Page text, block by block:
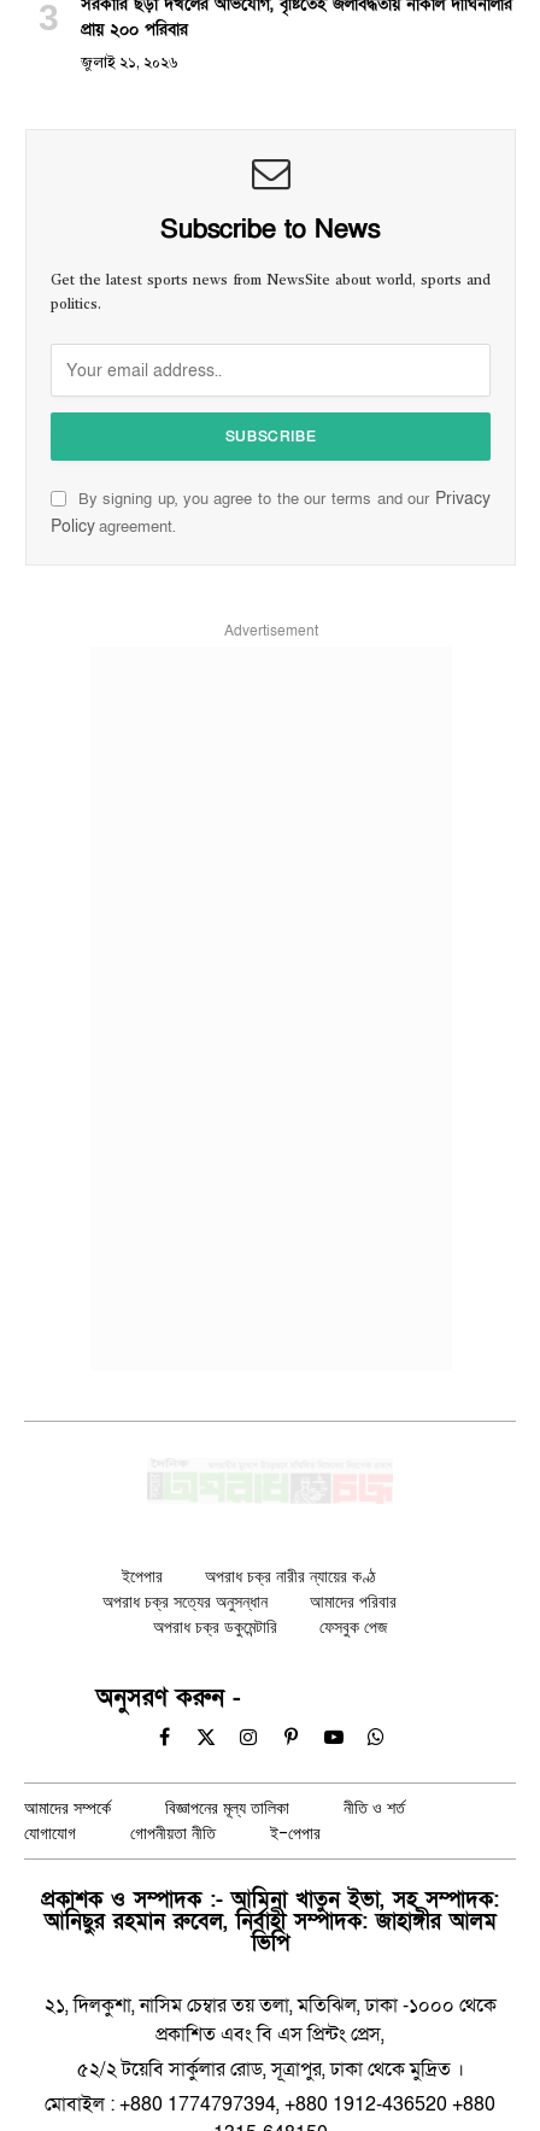
প্রায় ২০০ পরিবার
জুলাই ২১, ২০২৬
Subscribe to News
Get the latest sports news from NewsSite about world, sports and
politics.
By signing up, you agree to the our terms and our Privacy
Policyagreement.
Advertisement
ইপেপার
অপরাধ চক্র নারীর ন্যায়ের কণ্ঠ
অপরাধ চক্র সত্যের অনুসন্ধান
আমাদের পরিবার
অপরাধ চক্র ডকুমেন্টারি
ফেসবুক পেজ
অনুসরণ করুন -
Facebook
X
InstagramPinterestYouTubeWhatsApp
আমাদের সম্পর্কে বিজ্ঞাপনের মূল্য তালিকা
নীতি ও শর্ত
যোগাযোগ
গোপনীয়তা নীতি ই-পেপার
প্রকাশক ও সম্পাদক :- আমিনা খাতুন ইভা, সহ সম্পাদক:
আনিছুর রহমান রুবেল, নির্বাহী সম্পাদক: জাহাঙ্গীর আলম
ভিপি
২১, দিলকুশা, নাসিম চেম্বার তয় তলা, মতিঝিল, ঢাকা -১০০০ থেকে
প্রকাশিত এবং বি এস প্রিন্টং প্রেস,
৫২/২ টয়েবি সার্কুলার রোড, সূত্রাপুর, ঢাকা থেকে মুদ্রিত ।
মোবাইল : +880 1774797394, +880 1912-436520 +880